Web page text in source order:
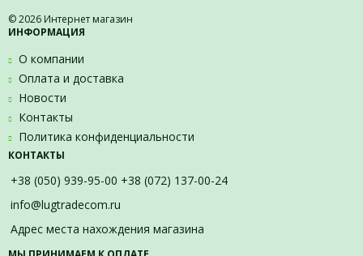
© 2026 Интернет магазин
ИНФОРМАЦИЯ
О компании
Оплата и доставка
Новости
Контакты
Политика конфиденциальности
КОНТАКТЫ
+38 (050) 939-95-00 +38 (072) 137-00-24
info@lugtradecom.ru
Адрес места нахождения магазина